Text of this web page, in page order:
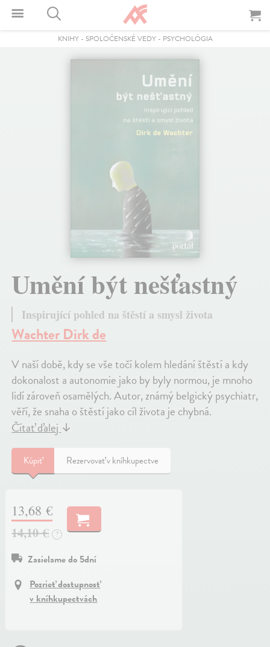
KNIHY- SPOLOČENSKÉ VEDY- PSYCHOLÓGIA
Umění být nešťastný
Inspirující pohled na štěstí a smysl života
Wachter Dirk de
V naší době, kdy se vše točí kolem hledání štěstí a kdy
dokonalost a autonomie jako by byly normou, je mnoho
lidí zároveň osamělých. Autor, známý belgický psychiatr,
věří, že snaha o štěstí jako cíl života je chybná.
Čítať ďalej ↓
Kúpiť Rezervovať v kníhkupectve
13,68 €
14,10 €
?
Zasielame do 5dní
Pozrieť dostupnosť
v kníhkupectvách